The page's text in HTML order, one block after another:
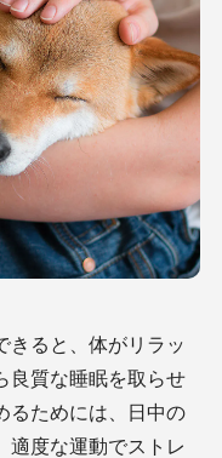
きると、体がリラッ
良質な睡眠を取らせ
るためには、日中の
適度な運動でストレ